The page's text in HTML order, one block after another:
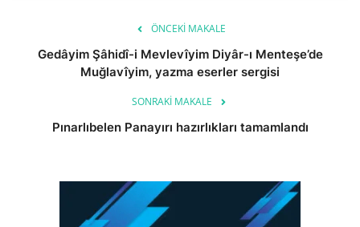
ÖNCEKI MAKALE
Gedâyim Şâhidî-i Mevlevîyim Diyâr-ı Menteşe’de
Muğlavîyim, yazma eserler sergisi
SONRAKI MAKALE
Pınarlıbelen Panayırı hazırlıkları tamamlandı